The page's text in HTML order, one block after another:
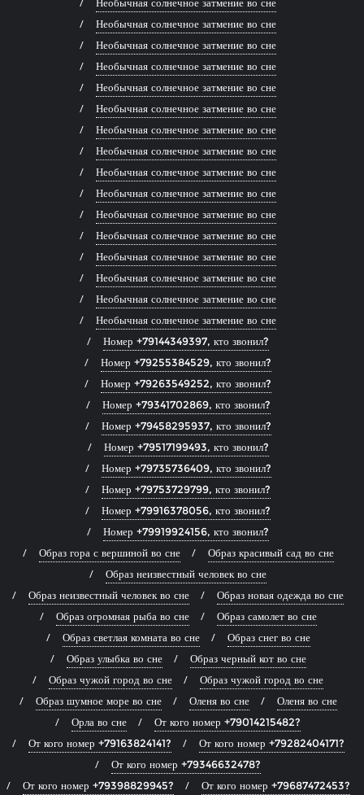
Необычная солнечное затмение во сне
Необычная солнечное затмение во сне
Необычная солнечное затмение во сне
Необычная солнечное затмение во сне
Необычная солнечное затмение во сне
Необычная солнечное затмение во сне
Необычная солнечное затмение во сне
Необычная солнечное затмение во сне
Необычная солнечное затмение во сне
Необычная солнечное затмение во сне
Необычная солнечное затмение во сне
Необычная солнечное затмение во сне
Необычная солнечное затмение во сне
Необычная солнечное затмение во сне
Необычная солнечное затмение во сне
Номер +79144349397, кто звонил?
Номер +79255384529, кто звонил?
Номер +79263549252, кто звонил?
Номер +79341702869, кто звонил?
Номер +79458295937, кто звонил?
Номер +79517199493, кто звонил?
Номер +79735736409, кто звонил?
Номер +79753729799, кто звонил?
Номер +79916378056, кто звонил?
Номер +79919924156, кто звонил?
Образ гора с вершиной во сне
Образ красивый сад во сне
Образ неизвестный человек во сне
Образ неизвестный человек во сне
Образ новая одежда во сне
Образ огромная рыба во сне
Образ самолет во сне
Образ светлая комната во сне
Образ снег во сне
Образ улыбка во сне
Образ черный кот во сне
Образ чужой город во сне
Образ чужой город во сне
Образ шумное море во сне
Оленя во сне
Оленя во сне
Орла во сне
От кого номер +79014215482?
От кого номер +79163824141?
От кого номер +79282404171?
От кого номер +79346632478?
От кого номер +79398829945?
От кого номер +79687472453?